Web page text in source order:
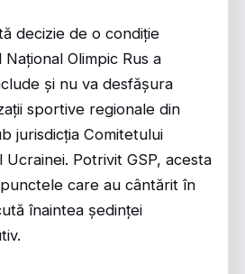
decizie de o condiție
Olimpic Rus a
și nu va desfășura
sportive regionale din
jurisdicția Comitetului
Ucrainei. Potrivit GSP, acesta
care au cântărit în
înaintea ședinței